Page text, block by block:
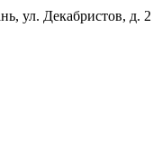
ул. Декабристов, д. 2